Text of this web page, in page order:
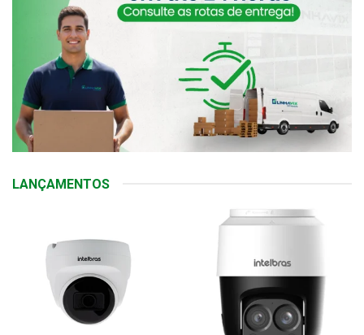
LANÇAMENTOS